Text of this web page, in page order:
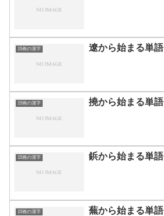
15画の漢字 遼から始まる単語
15画の漢字 撓から始まる単語
15画の漢字 鋲から始まる単語
15画の漢字 蕪から始まる単語